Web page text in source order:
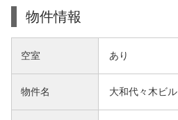
物件情報
空室 あり
物件名 大和代々木ビル